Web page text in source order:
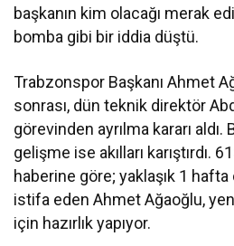
başkanın kim olacağı merak
bomba gibi bir iddia düştü.
Trabzonspor Başkanı Ahmet
sonrası, dün teknik direktör
görevinden ayrılma kararı
gelişme ise akılları karıştırdı.
haberine göre; yaklaşık 1
istifa eden Ahmet Ağaoğlu,
için hazırlık yapıyor.